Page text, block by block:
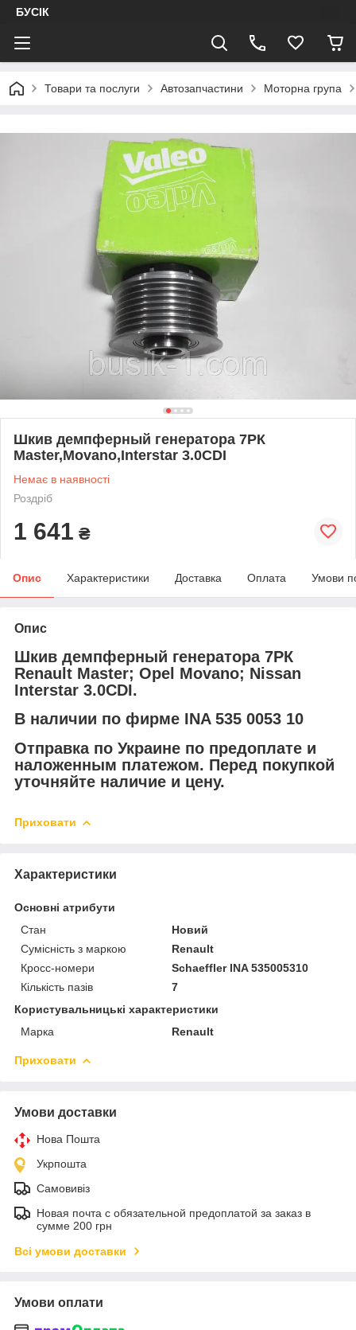
БУСІК
Товари та послуги Автозапчастини Моторна група
Шкив демпферный генератора 7РК
Master,Movano,Interstar 3.0CDI
Немає в наявності
Роздріб
1 641 ₴
Опис Характеристики Доставка Оплата Умови
Опис
Шкив демпферный генератора 7РК
Renault Master; Opel Movano; Nissan
Interstar 3.0CDI.
В наличии по фирме INA 535 0053 10
Отправка по Украине по предоплате и
наложенным платежом. Перед покупкой
уточняйте наличие и цену.
Приховати
Характеристики
Основні атрибути
Стан
Новий
Сумісність з маркою
Renault
Кросс-номери
Schaeffler INA 535005310
Кількість пазів
7
Користувальницькі характеристики
Марка
Renault
Приховати
Умови доставки
Нова Пошта
Укрпошта
Самовивіз
Новая почта с обязательной предоплатой за заказ в
сумме 200 грн
Всі умови доставки
Умови оплати